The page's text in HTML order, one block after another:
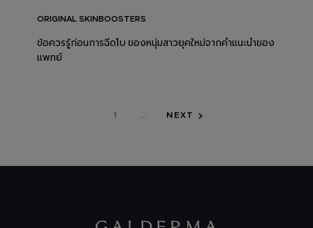
ORIGINAL SKINBOOSTERS
ข้อควรรู้ก่อนการฉีดโบ ของหนุ่มสาวยุคใหม่จากคำแนะนำของ
แพทย์
1 ... NEXT